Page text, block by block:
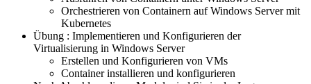
Orchestrieren von Containern auf Windows Server mit
Kubernetes
Übung : Implementieren und Konfigurieren der
Virtualisierung in Windows Server
Erstellen und Konfigurieren von VMs
Container installieren und konfigurieren